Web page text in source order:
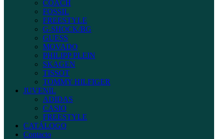
COACH
FOSSIL
FREESTYLE
G-SHOCK/BG
GUESS
MOVADO
PHILIPP PLEIN
SKAGEN
TISSOT
TOMMY HILFIGER
JUVENIL
ADIDAS
CASIO
FREESTYLE
CATÁLOGO
Contacto